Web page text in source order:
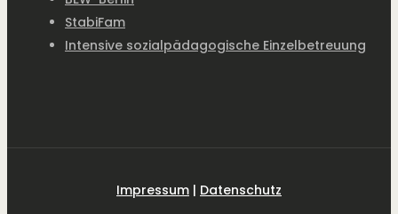
StabiFam
Intensive sozialpädagogische Einzelbetreuung
Impressum | Datenschutz